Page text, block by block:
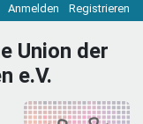
Anmelden Registrieren
Union der
e.V.